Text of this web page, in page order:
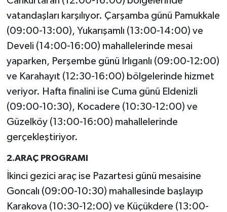
vatandaşları karşılıyor. Çarşamba günü Pamukkale
(09:00-13:00), Yukarışamlı (13:00-14:00) ve
Develi (14:00-16:00) mahallelerinde mesai
yaparken, Perşembe günü Irlıganlı (09:00-12:00)
ve Karahayıt (12:30-16:00) bölgelerinde hizmet
veriyor. Hafta finalini ise Cuma günü Eldenizli
(09:00-10:30), Kocadere (10:30-12:00) ve
Güzelköy (13:00-16:00) mahallelerinde
gerçekleştiriyor.
2.ARAÇ PROGRAMI
İkinci gezici araç ise Pazartesi günü mesaisine
Goncalı (09:00-10:30) mahallesinde başlayıp
Karakova (10:30-12:00) ve Küçükdere (13:00-